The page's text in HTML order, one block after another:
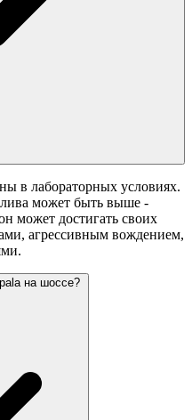
в лабораторных условиях.
может быть выше -
может достигать своих
агрессивным вождением,
на шоссе?